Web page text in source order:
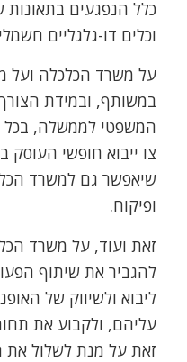
כלל הנפגעים בתאונות
וכלים דו-גלגליים
על משרד הכלכלה ועל
במשותף, ובמידת
המשפטי לממשלה, בכל
צו ייבוא חופשי העוסק
שיאפשר גם למשרד
ופיקוח.
זאת ועוד, על משרד
להגביר את שיתוף
ליבוא ולשיווק של
עליהם, ולקבוע את
זאת על מנת לשלול